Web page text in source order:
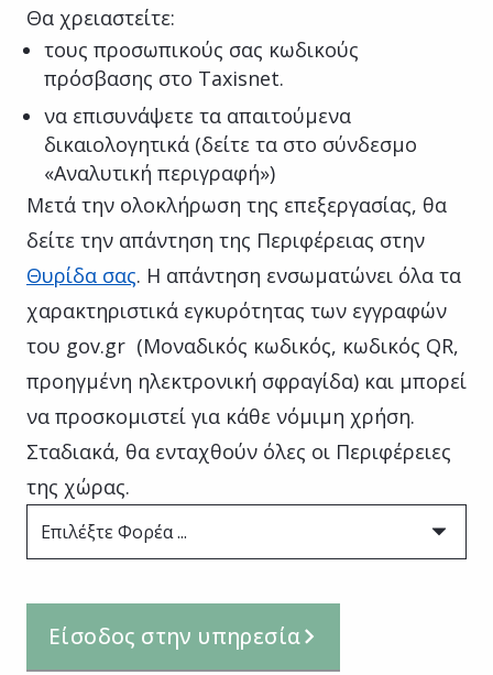
Θα χρειαστείτε:
τους προσωπικούς σας κωδικούς
πρόσβασης στο Taxisnet.
να επισυνάψετε τα απαιτούμενα
δικαιολογητικά (δείτε τα στο σύνδεσμο
«Αναλυτική περιγραφή»)
Μετά την ολοκλήρωση της επεξεργασίας, θα
δείτε την απάντηση της Περιφέρειας στην
Θυρίδα σας. Η απάντηση ενσωματώνει όλα τα
χαρακτηριστικά εγκυρότητας των εγγραφών
του gov.gr (Μοναδικός κωδικός, κωδικός QR,
προηγμένη ηλεκτρονική σφραγίδα) και μπορεί
να προσκομιστεί για κάθε νόμιμη χρήση.
Σταδιακά, θα ενταχθούν όλες οι Περιφέρειες
της χώρας.
Επιλέξτε Φορέα ...
Είσοδος στην υπηρεσία